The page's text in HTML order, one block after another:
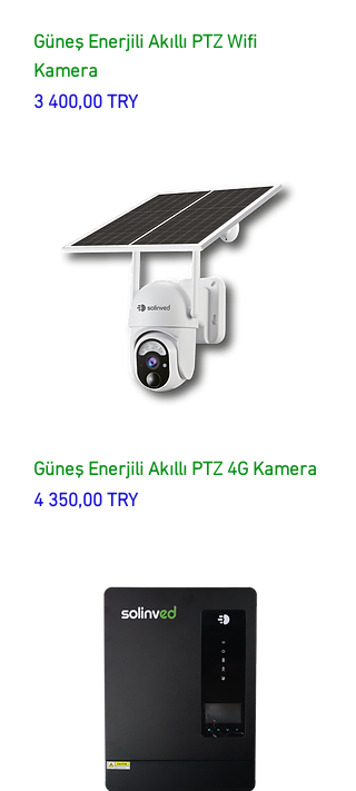
Güneş Enerjili Akıllı PTZ Wifi
Kamera
Цена
3 400,00 TRY
Güneş Enerjili Akıllı PTZ 4G Kamera
Цена
4 350,00 TRY